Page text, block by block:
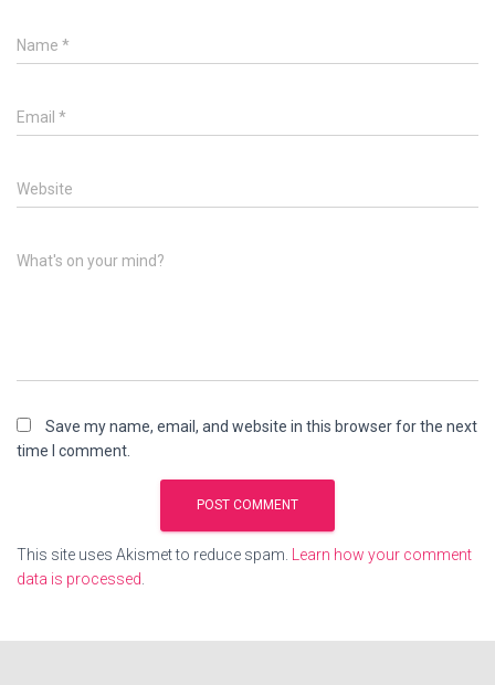
Name *
Email *
Website
What's on your mind?
Save my name, email, and website in this browser for the next
time I comment.
This site uses Akismet to reduce spam.
Learn how your comment
data is processed